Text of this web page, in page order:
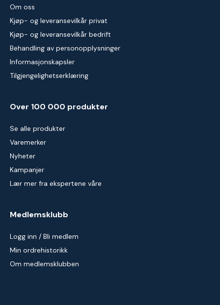
Om oss
Kjøp- og leveransevilkår privat
Kjøp- og leveransevilkår bedrift
Behandling av personopplysninger
Informasjonskapsler
Tilgjengelighetserklæring
Over 100 000 produkter
Se alle produkter
Varemerker
Nyheter
Kampanjer
Lær mer fra ekspertene våre
Medlemsklubb
Logg inn / Bli medlem
Min ordrehistorikk
Om medlemsklubben